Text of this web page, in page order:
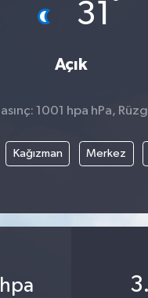
31
Açık
1001 hpa hPa,
Kağızman Merkez
hpa